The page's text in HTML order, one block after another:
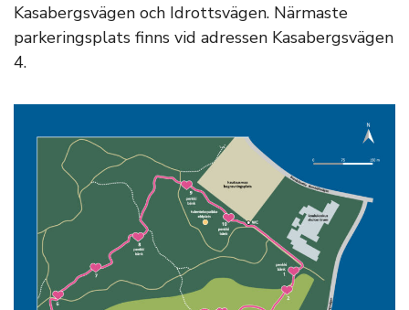
Kasabergsvägen och Idrottsvägen. Närmaste
parkeringsplats finns vid adressen Kasabergsvägen
4.